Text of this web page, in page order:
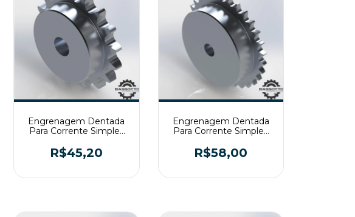
Engrenagem Dentada
Para Corrente Simples
R$45,20
Engrenagem Dentada
Para Corrente Simples
R$58,00